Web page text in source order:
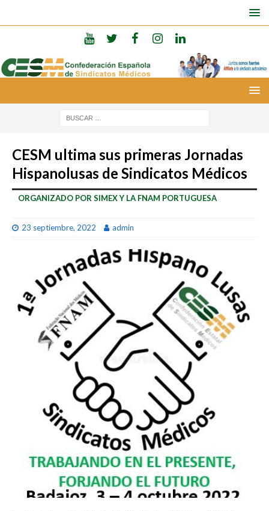
CESM ultima sus primeras Jornadas
Hispanolusas de Sindicatos Médicos
ORGANIZADO POR SIMEX Y LA FNAM PORTUGUESA
23 septiembre, 2022 admin